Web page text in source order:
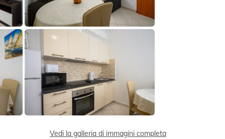
Vedi la galleria di immagini completa